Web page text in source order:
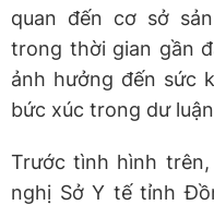
quan đến cơ sở
trong thời gian gần
ảnh hưởng đến sức
bức xúc trong dư
Trước tình hình
nghị Sở Y tế tỉnh